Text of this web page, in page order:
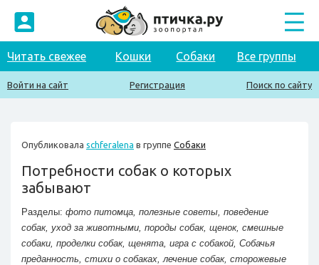
Читать свежее Кошки Собаки Все группы
Войти на сайт Регистрация Поиск по сайту
Опубликовала schferalena в группе Собаки
Потребности собак о которых
забывают
Разделы: фото питомца, полезные советы, поведение
собак, уход за животными, породы собак, щенок, смешные
собаки, проделки собак, щенята, игра с собакой, Собачья
преданность, стихи о собаках,лечение собак, сторожевые